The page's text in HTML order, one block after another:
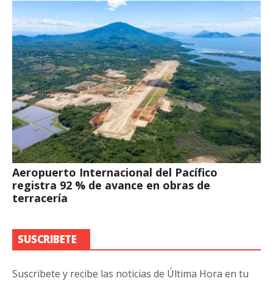
Aeropuerto Internacional del Pacífico
registra 92 % de avance en obras de
terracería
SUSCRIBETE
Suscribete y recibe las noticias de Última Hora en tu